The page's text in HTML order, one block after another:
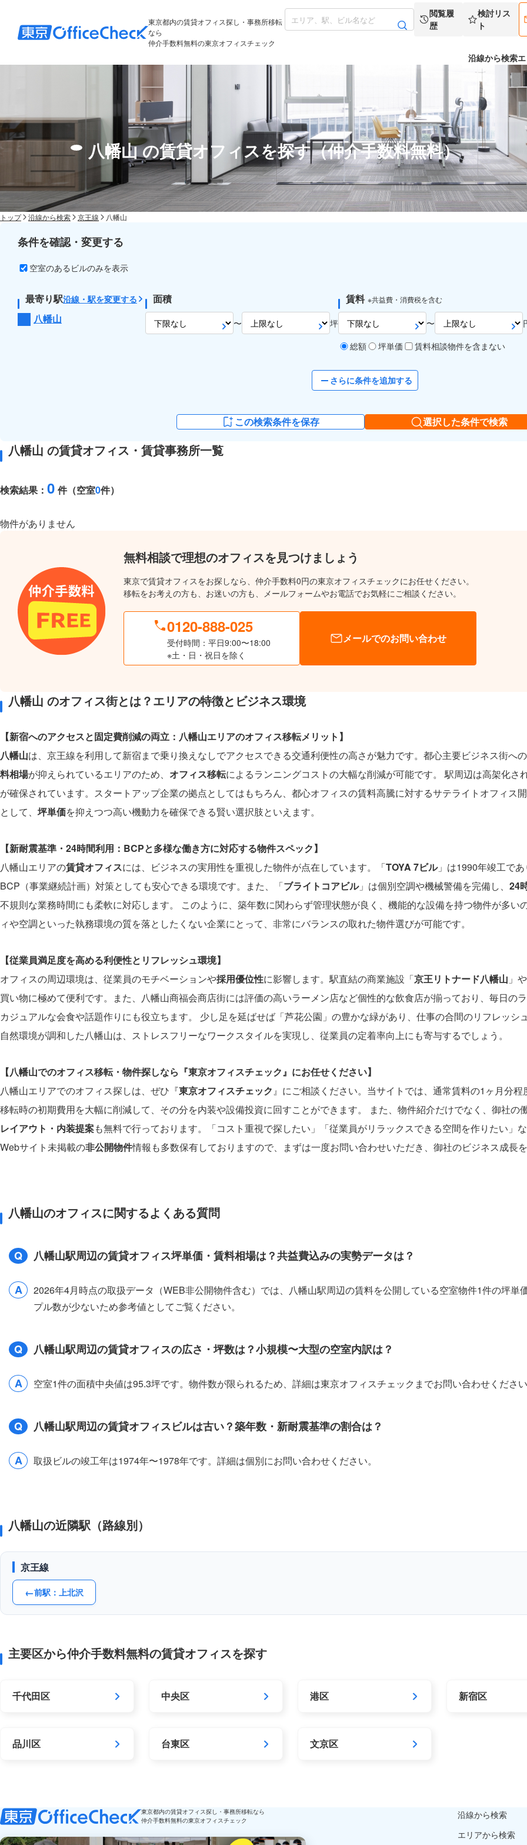
東京都内の賃貸オフィス探し・事務所移転
なら
仲介手数料無料の東京オフィスチェック
閲覧履
歴
検討リス
ト
沿線から検索
八幡山 の賃貸オフィスを探す（仲介手数料無料）
トップ 沿線から検索 京王線 八幡山
条件を確認・変更する
空室のあるビルのみを表示
最寄り駅沿線・駅を変更する
八幡山
面積
〜 坪
賃料 ※共益費・消費税を含む
〜
総額
坪単価 賃料相談物件を含まない
さらに条件を追加する
この検索条件を保存 選択した条件で検索
八幡山 の賃貸オフィス・賃貸事務所一覧
検索結果： 0 件（空室0件）
物件がありません
無料相談で理想のオフィスを見つけましょう
東京で賃貸オフィスをお探しなら、仲介手数料0円の東京オフィスチェックにお任せください。
移転をお考えの方も、お迷いの方も、メールフォームやお電話でお気軽にご相談ください。
0120-888-025
受付時間：平日9:00〜18:00
※土・日・祝日を除く
メールでのお問い合わせ
八幡山 のオフィス街とは？エリアの特徴とビジネス環境
【新宿へのアクセスと固定費削減の両立：八幡山エリアのオフィス移転メリット】
八幡山は、京王線を利用して新宿まで乗り換えなしでアクセスできる交通利便性の高さが魅力です。都心主要ビジネス街へ
料相場が抑えられているエリアのため、 オフィス移転によるランニングコストの大幅な削減が可能です。 駅周辺は高架化
が確保されています。スタートアップ企業の拠点としてはもちろん、都心オフィスの賃料高騰に対するサテライトオフィス
として、 坪単価を抑えつつ高い機動力を確保できる賢い選択肢といえます。
【新耐震基準・24時間利用：BCPと多様な働き方に対応する物件スペック】
八幡山エリアの賃貸オフィスには、ビジネスの実用性を重視した物件が点在しています。「TOYA 7ビル」は1990年竣工で
BCP（事業継続計画）対策としても安心できる環境です。また、「ブライトコアビル」は個別空調や機械警備を完備し、 24
不規則な業務時間にも柔軟に対応します。 このように、築年数に関わらず管理状態が良く、機能的な設備を持つ物件が多
ィや空調といった執務環境の質を落としたくない企業にとって、非常にバランスの取れた物件選びが可能です。
【従業員満足度を高める利便性とリフレッシュ環境】
オフィスの周辺環境は、従業員のモチベーションや採用優位性に影響します。駅直結の商業施設「京王リトナード八幡山 」
買い物に極めて便利です。また、八幡山商福会商店街には評価の高いラーメン店など個性的な飲食店が揃っており、毎日の
カジュアルな会食や話題作りにも役立ちます。 少し足を延ばせば「芦花公園」の豊かな緑があり、仕事の合間のリフレッ
自然環境が調和した八幡山は、ストレスフリーなワークスタイルを実現し、従業員の定着率向上にも寄与するでしょう。
【八幡山でのオフィス移転・物件探しなら『東京オフィスチェック』にお任せください】
八幡山エリアでのオフィス探しは、ぜひ『東京オフィスチェック』にご相談ください。当サイトでは、通常賃料の1ヶ月分程
移転時の初期費用を大幅に削減して、その分を内装や設備投資に回すことができます。 また、物件紹介だけでなく、御社
レイアウト・内装提案も無料で行っております。「コスト重視で探したい」「従業員がリラックスできる空間を作りたい」
Webサイト未掲載の非公開物件情報も多数保有しておりますので、まずは一度お問い合わせいただき、御社のビジネス成長
八幡山のオフィスに関するよくある質問
Q 八幡山駅周辺の賃貸オフィス坪単価・賃料相場は？共益費込みの実勢データは？
A
2026年4月時点の取扱データ（WEB非公開物件含む）では、八幡山駅周辺の賃料を公開している空室物件1件の坪単
プル数が少ないため参考値としてご覧ください。
Q 八幡山駅周辺の賃貸オフィスの広さ・坪数は？小規模〜大型の空室内訳は？
A 空室1件の面積中央値は95.3坪です。物件数が限られるため、詳細は東京オフィスチェックまでお問い合わせくださ
Q 八幡山駅周辺の賃貸オフィスビルは古い？築年数・新耐震基準の割合は？
A 取扱ビルの竣工年は1974年〜1978年です。詳細は個別にお問い合わせください。
八幡山の近隣駅（路線別）
京王線
←前駅：上北沢
主要区から仲介手数料無料の賃貸オフィスを探す
千代田区 中央区 港区 新宿区
品川区 台東区 文京区
東京都内の賃貸オフィス探し・事務所移転なら
仲介手数料無料の東京オフィスチェック
沿線から検索
エリアから検索